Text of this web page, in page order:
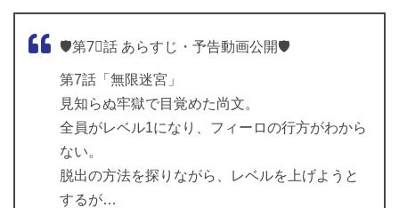
🛡️第7⃣話 あらすじ・予告動画公開🛡️
第7話「無限迷宮」
見知らぬ牢獄で目覚めた尚文。
全員がレベル1になり、フィーロの行方がわから
ない。
脱出の方法を探りながら、レベルを上げようと
するが…